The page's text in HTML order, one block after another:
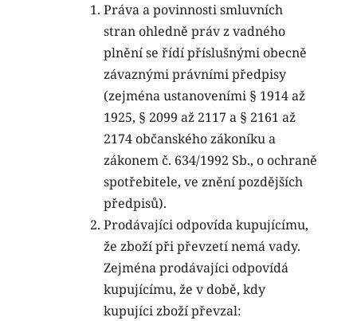
Práva a povinnosti smluvních
stran ohledně práv z vadného
plnění se řídí příslušnými obecně
závaznými právními předpisy
(zejména ustanoveními § 1914 až
1925, § 2099 až 2117 a § 2161 až
2174 občanského zákoníku a
zákonem č. 634/1992 Sb., o ochraně
spotřebitele, ve znění pozdějších
předpisů).
Prodávajíci odpovída kupujícímu,
že zboží při převzetí nemá vady.
Zejména prodávajíci odpovídá
kupujícímu, že v době, kdy
kupujíci zboží převzal: